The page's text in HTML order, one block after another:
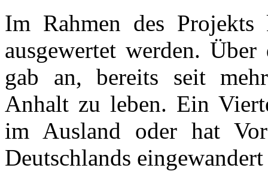
Im Rahmen des Projekts
ausgewertet werden.
gab an, bereits seit
Anhalt zu leben. Ein
im Ausland oder hat
Deutschlands